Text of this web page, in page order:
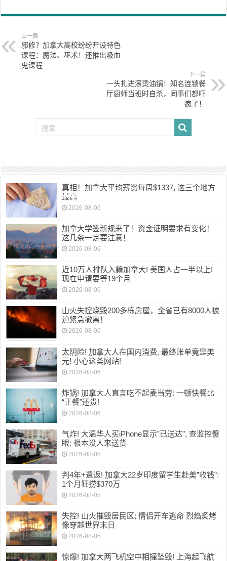
上一篇
邪修？加拿大高校纷纷开设特色
课程：魔法、巫术！还推出吸血
鬼课程
下一篇
一头扎进滚烫油锅！知名连锁餐
厅厨师当班时自杀，同事们都吓
疯了！
真相！加拿大平均薪资每周$1337, 这三个地方
最高
2026-08-06
加拿大学签新规来了！资金证明要求有变化！
这几条一定要注意！
2026-08-06
近10万人排队入籍加拿大! 美国人占一半以上!
现在申请要等19个月
2026-08-06
山火失控烧毁200多栋房屋，全省已有8000人被
迫紧急撤离！
2026-08-06
太阴险! 加拿大人在国内消费, 最终账单竟是美
元! 小心这类网站!
2026-08-06
炸锅! 加拿大人直言吃不起麦当劳: 一顿快餐比
“正餐”还贵!
2026-08-06
气炸! 大温华人买iPhone显示”已送达”, 查监控傻
眼: 根本没人来送货
2026-08-05
判4年+遣返! 加拿大22岁印度留学生赴美”收钱”:
1个月狂捞$370万
2026-08-05
失控! 山火摧毁居民区; 情侣开车逃命 烈焰炙烤
像穿越世界末日
2026-08-05
惊爆! 加拿大两飞机空中相撞坠毁! 上海起飞航